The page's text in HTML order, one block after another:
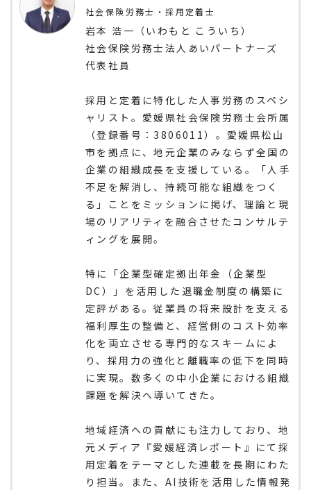
社会保険労務士・採用定着士
岩本 浩一（いわもと こういち）
社会保険労務士法人あいパートナーズ
代表社員
採用と定着に特化した人事労務のスペシ
ャリスト。愛媛県社会保険労務士会所属
（登録番号：3806011）。愛媛県松山
市を拠点に、地元企業のみならず全国の
企業の組織成長を支援している。「人手
不足を解消し、持続可能な組織をつく
る」ことをミッションに掲げ、理論と現
場のリアリティを融合させたコンサルテ
ィングを展開。
特に「企業型確定拠出年金（企業型
DC）」を活用した退職金制度の構築に
定評がある。従業員の将来設計を支える
福利厚生の整備と、経営側のコスト効率
化を両立させる専門的なスキームによ
り、採用力の強化と離職率の低下を同時
に実現。数多くの中小企業における組織
課題を解決へ導いてきた。
地域経済への貢献にも注力しており、地
元メディア『愛媛経済レポート』にて採
用定着をテーマとした連載を長期にわた
り担当。また、AI技術を活用した情報発